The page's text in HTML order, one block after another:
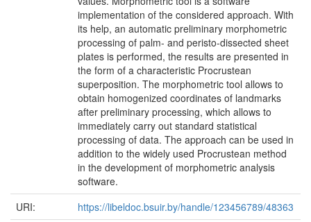
implementation of the considered approach. With
its help, an automatic preliminary morphometric
processing of palm- and peristo-dissected sheet
plates is performed, the results are presented in
the form of a characteristic Procrustean
superposition. The morphometric tool allows to
obtain homogenized coordinates of landmarks
after preliminary processing, which allows to
immediately carry out standard statistical
processing of data. The approach can be used in
addition to the widely used Procrustean method
in the development of morphometric analysis
software.
URI:
https://libeldoc.bsuir.by/handle/123456789/48363